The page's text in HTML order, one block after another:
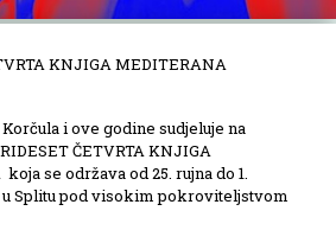
KNJIGA MEDITERANA
i ove godine sudjeluje na
ČETVRTA KNJIGA
se održava od 25. rujna do 1.
u Splitu pod visokim pokroviteljstvom